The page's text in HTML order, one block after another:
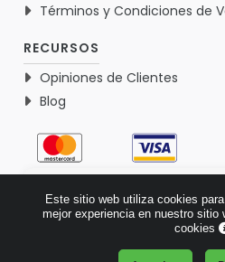
Términos y Condiciones de
RECURSOS
Opiniones de Clientes
Blog
Basado en 1767
Este sitio web utiliza cookies
mejor experiencia en nuestro sitio
cookies